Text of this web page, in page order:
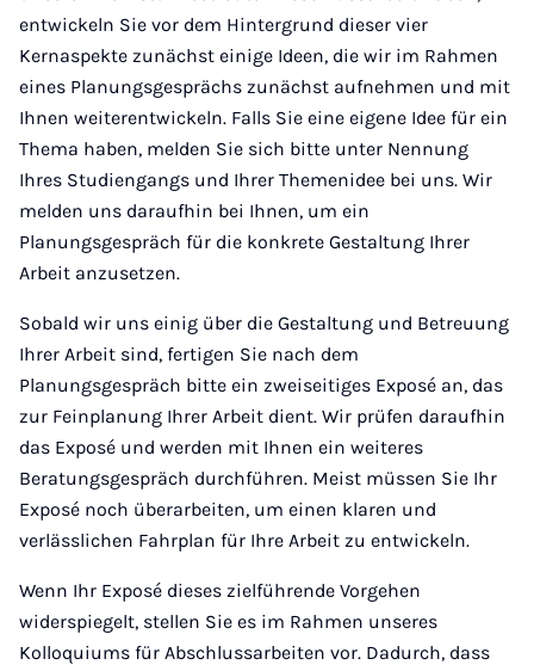
entwickeln Sie vor dem Hintergrund dieser vier
Kernaspekte zunächst einige Ideen, die wir im Rahmen
eines Planungsgesprächs zunächst aufnehmen und mit
Ihnen weiterentwickeln. Falls Sie eine eigene Idee für ein
Thema haben, melden Sie sich bitte unter Nennung
Ihres Studiengangs und Ihrer Themenidee bei uns. Wir
melden uns daraufhin bei Ihnen, um ein
Planungsgespräch für die konkrete Gestaltung Ihrer
Arbeit anzusetzen.
Sobald wir uns einig über die Gestaltung und Betreuung
Ihrer Arbeit sind, fertigen Sie nach dem
Planungsgespräch bitte ein zweiseitiges Exposé an, das
zur Feinplanung Ihrer Arbeit dient. Wir prüfen daraufhin
das Exposé und werden mit Ihnen ein weiteres
Beratungsgespräch durchführen. Meist müssen Sie Ihr
Exposé noch überarbeiten, um einen klaren und
verlässlichen Fahrplan für Ihre Arbeit zu entwickeln.
Wenn Ihr Exposé dieses zielführende Vorgehen
widerspiegelt, stellen Sie es im Rahmen unseres
Kolloquiums für Abschlussarbeiten vor. Dadurch, dass